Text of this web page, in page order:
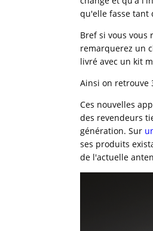
qu'elle fasse tant
Bref si vous vous
remarquerez un
livré avec un kit
Ainsi on retrouve
Ces nouvelles
des revendeurs
génération. Sur
ses produits
de l'actuelle